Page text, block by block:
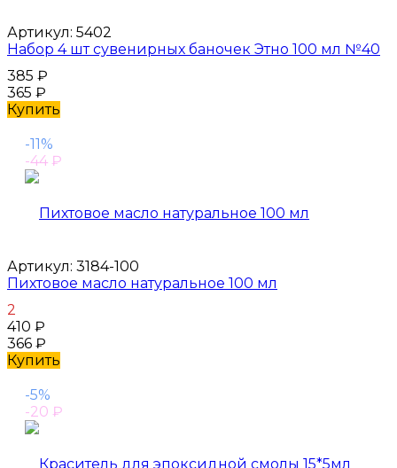
Артикул: 5402
Набор 4 шт сувенирных баночек Этно 100 мл №40
385 ₽
365 ₽
Купить
-11%
-44 ₽
Артикул: 3184-100
Пихтовое масло натуральное 100 мл
2
410 ₽
366 ₽
Купить
-5%
-20 ₽